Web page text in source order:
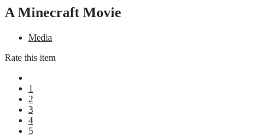
A Minecraft Movie
Media
Rate this item
1
2
3
4
5